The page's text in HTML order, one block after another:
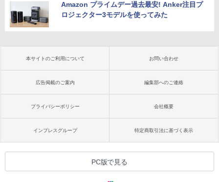
Amazon プライムデー過去最安! Anker注目プ
ロジェクター3モデルを使ってみた
本サイトのご利用について お問い合わせ
広告掲載のご案内 編集部へのご連絡
プライバシーポリシー 会社概要
インプレスグループ 特定商取引法に基づく表示
PC版で見る